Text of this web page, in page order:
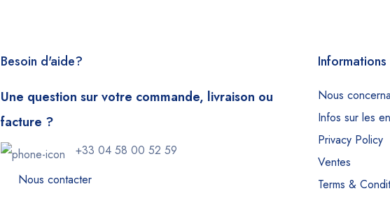
Besoin d'aide?
Une question sur votre commande, livraison ou
facture ?
+33 04 58 00 52 59
Nous contacter
Informations
Nous
Infos sur les
Privacy Policy
Ventes
Terms &